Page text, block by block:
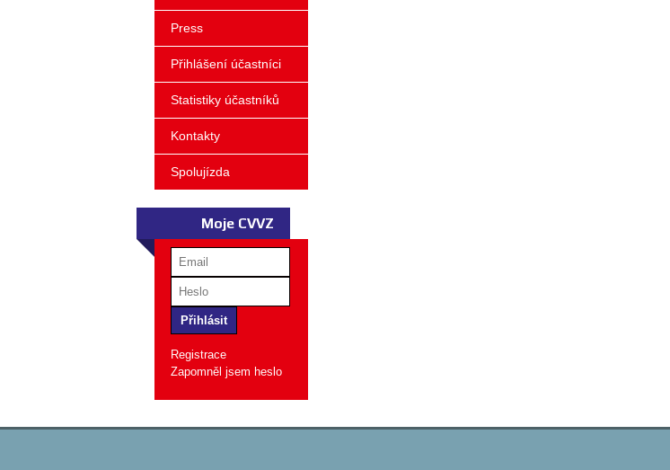
Press
Přihlášení účastníci
Statistiky účastníků
Kontakty
Spolujízda
Moje CVVZ
Registrace
Zapomněl jsem heslo